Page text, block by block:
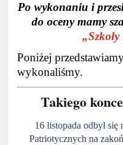
Po wykonaniu i
do oceny mamy
Poniżej
wykonaliśmy.
Takiego
16 listopada odbył
Patriotycznych na